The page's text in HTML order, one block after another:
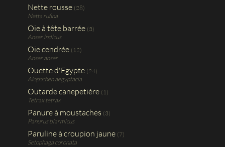
Nette rousse (28)
Netta rufina
Oie à tête barrée (3)
Anser indicus
Oie cendrée (12)
Anser anser
Ouette d'Egypte (24)
Alopochen aegyptacia
Outarde canepetière (1)
Tetrax tetrax
Panure à moustaches (3)
Panurus biarmicus
Paruline à croupion jaune (7)
Setophaga coronata